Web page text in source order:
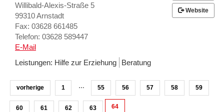
Willibald-Alexis-Straße 5
99310 Arnstadt
Fax: 03628 661485
Telefon: 03628 589447
E-Mail
Leistungen: Hilfe zur Erziehung Beratung
Website
vorherige 1 … 55 56 57 58 59
60 61 62 63 64